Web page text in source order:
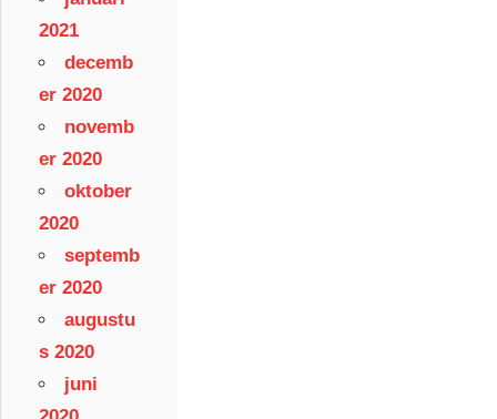
2021
decemb
er 2020
novemb
er 2020
oktober
2020
septemb
er 2020
augustu
s 2020
juni